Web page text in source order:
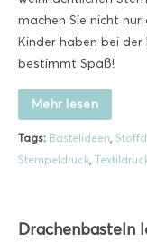
machen Sie nicht nur
Kinder haben bei der
bestimmt Spaß!
Mehr lesen
Tags: Bastelideen,
Stempeldruck,
Drachenbasteln